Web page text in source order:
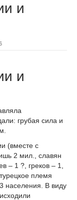
и
и
грубая сила и
(вместе с
2 мил., славян
– 1 ?, греков – 1,
племя
населения. В виду